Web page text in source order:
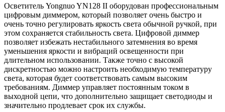
Осветитель Yongnuo YN128 II оборудован профессиональным
цифровым диммером, который позволяет очень быстро и
очень точно регулировать яркость света обычной ручкой, при
этом сохраняется стабильность света. Цифровой диммер
позволяет избежать нестабильного затемнения во время
уменьшения яркости и вибраций освещенности при
длительном использовании. Также точно с высокой
дискретностью можно настроить необходимую температуру
света, которая будет соответствовать самым высоким
требованиям. Диммер управляет постоянным током в
выходной цепи, что дополнительно защищает светодиоды и
значительно продлевает срок их службы.